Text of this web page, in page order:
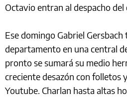
Octavio entran al despacho del
Ese domingo Gabriel
departamento en una central
pronto se sumará su medio
creciente desazón con folletos
Youtube. Charlan hasta altas